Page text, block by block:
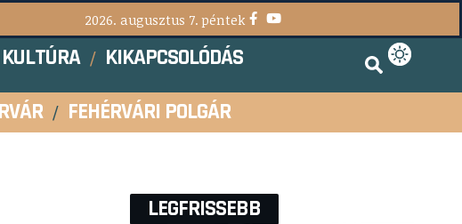
2026. augusztus 7. péntek
KULTÚRA
KIKAPCSOLÓDÁS
FEHÉRVÁRI POLGÁR
LEGFRISSEBB